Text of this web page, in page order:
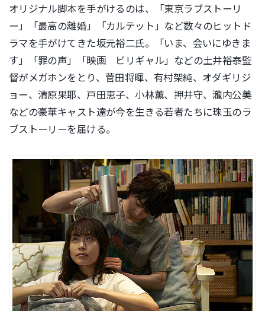
オリジナル脚本を手がけるのは、「東京ラブストーリ
ー」「最高の離婚」「カルテット」など数々のヒットド
ラマを手がけてきた坂元裕二氏。「いま、会いにゆきま
す」「罪の声」「映画 ビリギャル」などの土井裕泰監
督がメガホンをとり、菅田将暉、有村架純、オダギリジ
ョー、清原果耶、戸田恵子、小林薫、押井守、瀧内公美
などの豪華キャスト達が今を生きる若者たちに珠玉のラ
ブストーリーを届ける。